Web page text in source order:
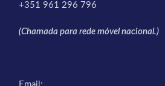
+351 961 296 796
(Chamada para rede móvel nacional.)